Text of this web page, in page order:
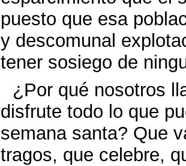
puesto que esa
y descomunal
tener sosiego de
¿Por qué nosotros
disfrute todo lo que
semana santa? Que
tragos, que celebre,